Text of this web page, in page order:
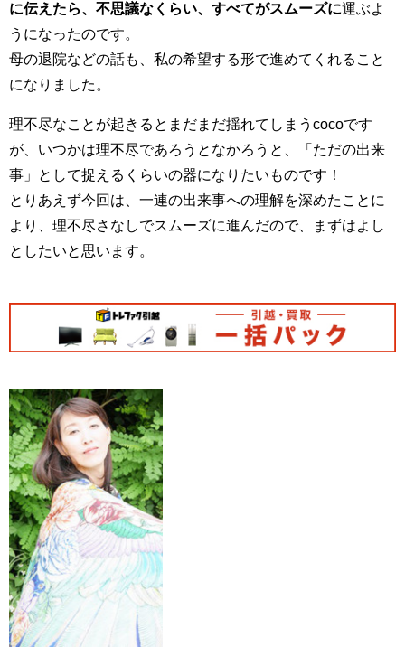
に伝えたら、不思議なくらい、すべてがスムーズに運ぶよ
うになったのです。
母の退院などの話も、私の希望する形で進めてくれること
になりました。
理不尽なことが起きるとまだまだ揺れてしまうcocoです
が、いつかは理不尽であろうとなかろうと、「ただの出来
事」として捉えるくらいの器になりたいものです！
とりあえず今回は、一連の出来事への理解を深めたことに
より、理不尽さなしでスムーズに進んだので、まずはよし
としたいと思います。